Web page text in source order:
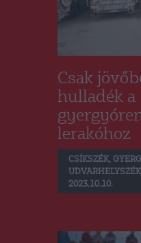
Csak
hulladék a
lerakóhoz
CSÍKSZÉK,
UDVARHELYSZÉK
2023.10.10.